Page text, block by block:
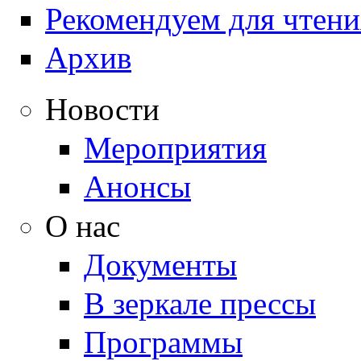
Рекомендуем для
Архив
Новости
Мероприятия
Анонсы
О нас
Документы
В зеркале прессы
Программы